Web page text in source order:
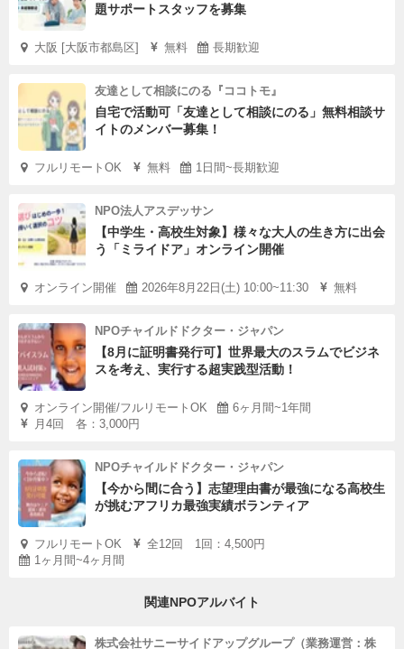
題サポートスタッフを募集
大阪 [大阪市都島区] 無料 長期歓迎
友達として相談にのる『ココトモ』
自宅で活動可「友達として相談にのる」無料相談サ
イトのメンバー募集！
フルリモートOK 無料 1日間~長期歓迎
NPO法人アスデッサン
【中学生・高校生対象】様々な大人の生き方に出会
う「ミライドア」オンライン開催
オンライン開催 2026年8月22日(土) 10:00~11:30 無料
NPOチャイルドドクター・ジャパン
【8月に証明書発行可】世界最大のスラムでビジネ
スを考え、実行する超実践型活動！
オンライン開催/フルリモートOK
6ヶ月間~1年間
月4回 各：3,000円
NPOチャイルドドクター・ジャパン
【今から間に合う】志望理由書が最強になる高校生
が挑むアフリカ最強実績ボランティア
フルリモートOK
全12回 1回：4,500円
1ヶ月間~4ヶ月間
関連NPOアルバイト
株式会社サニーサイドアップグループ（業務運営：株